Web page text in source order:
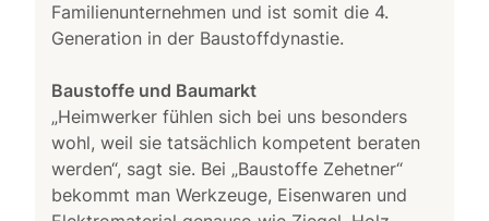
Familienunternehmen und ist somit die 4.
Generation in der Baustoffdynastie.
Baustoffe und Baumarkt
„Heimwerker fühlen sich bei uns besonders
wohl, weil sie tatsächlich kompetent beraten
werden“, sagt sie. Bei „Baustoffe Zehetner“
bekommt man Werkzeuge, Eisenwaren und